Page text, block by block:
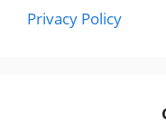
Privacy Policy